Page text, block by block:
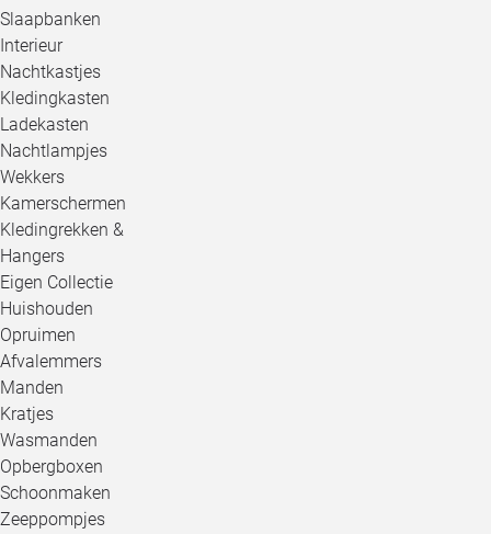
Slaapbanken
Interieur
Nachtkastjes
Kledingkasten
Ladekasten
Nachtlampjes
Wekkers
Kamerschermen
Kledingrekken &
Hangers
Eigen Collectie
Huishouden
Opruimen
Afvalemmers
Manden
Kratjes
Wasmanden
Opbergboxen
Schoonmaken
Zeeppompjes